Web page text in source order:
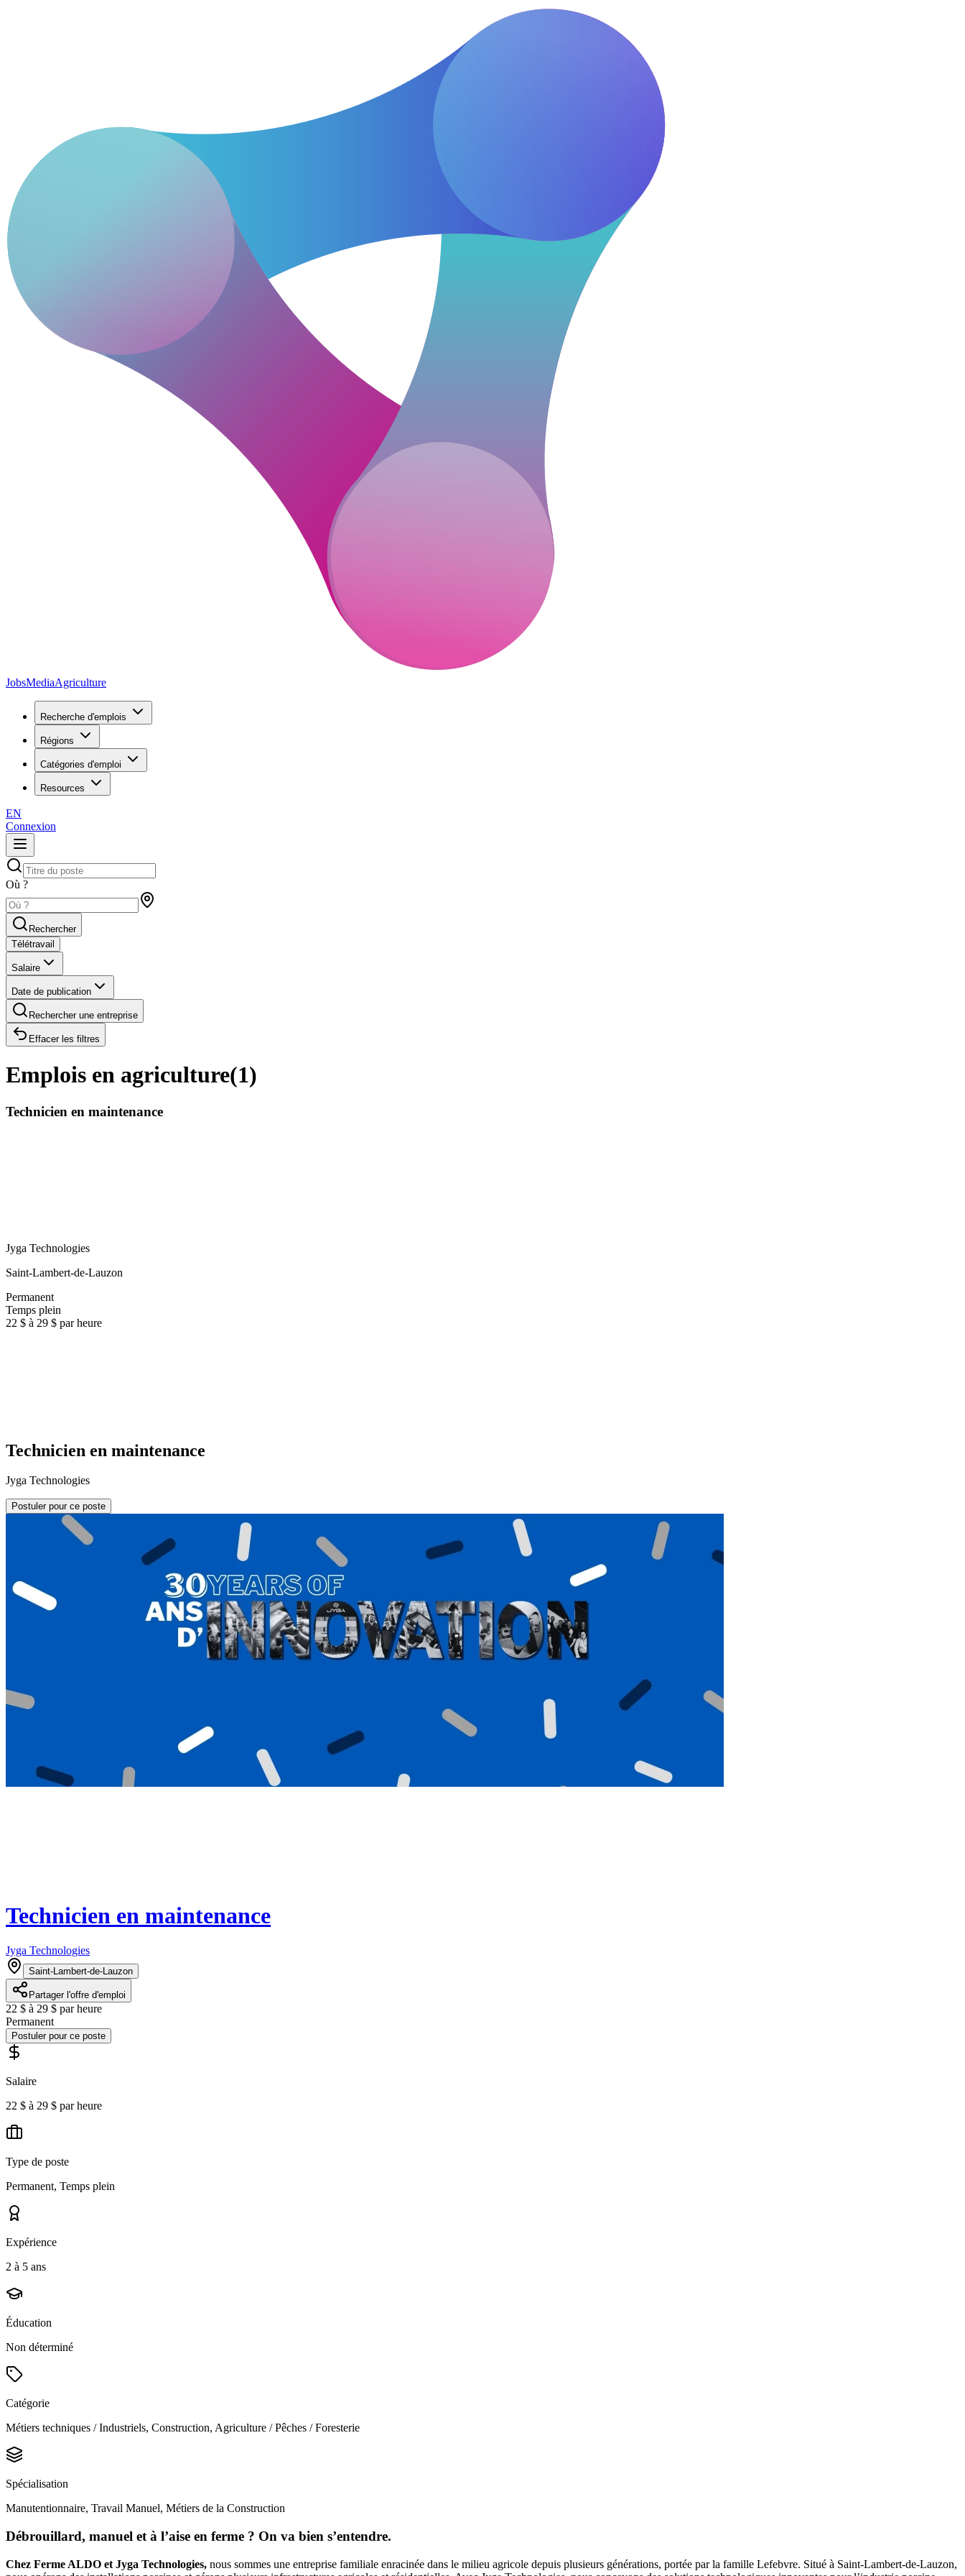
JobsMediaAgriculture
Recherche d'emplois
Régions
Catégories d'emploi
Resources
EN
Connexion
Où ?
Rechercher
Télétravail
Salaire
Date de publication
Rechercher une entreprise
Effacer les filtres
Emplois en agriculture(1)
Technicien en maintenance
Jyga Technologies
Saint-Lambert-de-Lauzon
Permanent
Temps plein
22 $ à 29 $ par heure
Technicien en maintenance
Jyga Technologies
Postuler pour ce poste
Technicien en maintenance
Jyga Technologies
Saint-Lambert-de-Lauzon
Partager l'offre d'emploi
22 $ à 29 $ par heure
Permanent
Postuler pour ce poste
Salaire
22 $ à 29 $ par heure
Type de poste
Permanent, Temps plein
Expérience
2 à 5 ans
Éducation
Non déterminé
Catégorie
Métiers techniques / Industriels, Construction, Agriculture / Pêches / Foresterie
Spécialisation
Manutentionnaire, Travail Manuel, Métiers de la Construction
Débrouillard, manuel et à l’aise en ferme ? On va bien s’entendre.
Chez Ferme ALDO et Jyga Technologies, nous sommes une entreprise familiale enracinée dans le milieu agricole depuis plusieurs générations, portée par la famille Lefebvre. Situé à Saint-Lambert-de-Lauzon,